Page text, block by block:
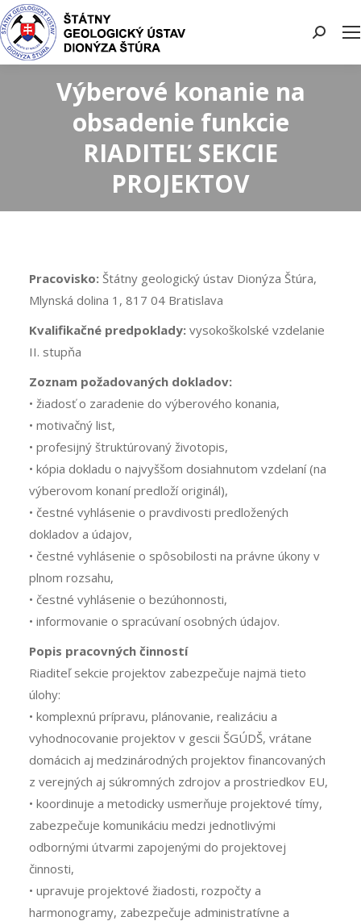
Search:
Výberové konanie na
obsadenie funkcie
RIADITEĽ SEKCIE
PROJEKTOV
Pracovisko:Štátny geologický ústav Dionýza Štúra,
Mlynská dolina 1, 817 04 Bratislava
Kvalifikačné predpoklady:vysokoškolské vzdelanie
II. stupňa
Zoznam požadovaných dokladov:
• žiadosť o zaradenie do výberového konania,
• motivačný list,
• profesijný štruktúrovaný životopis,
• kópia dokladu o najvyššom dosiahnutom vzdelaní (na
výberovom konaní predloží originál),
• čestné vyhlásenie o pravdivosti predložených
dokladov a údajov,
• čestné vyhlásenie o spôsobilosti na právne úkony v
plnom rozsahu,
• čestné vyhlásenie o bezúhonnosti,
• informovanie o spracúvaní osobných údajov.
Popis pracovných činností
Riaditeľ sekcie projektov zabezpečuje najmä tieto
úlohy:
• komplexnú prípravu, plánovanie, realizáciu a
vyhodnocovanie projektov v gescii ŠGÚDŠ, vrátane
domácich aj medzinárodných projektov financovaných
z verejných aj súkromných zdrojov a prostriedkov EU,
• koordinuje a metodicky usmerňuje projektové tímy,
zabezpečuje komunikáciu medzi jednotlivými
odbornými útvarmi zapojenými do projektovej
činnosti,
• upravuje projektové žiadosti, rozpočty a
harmonogramy, zabezpečuje administratívne a